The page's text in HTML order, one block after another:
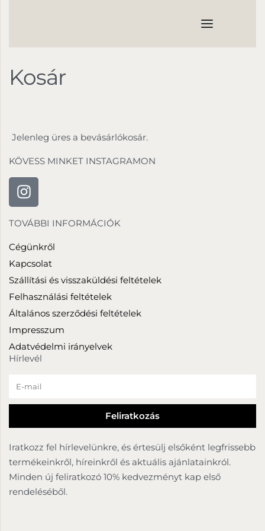
Kosár
Jelenleg üres a bevásárlókosár.
KÖVESS MINKET INSTAGRAMON
TOVÁBBI INFORMÁCIÓK
Cégünkről
Kapcsolat
Szállítási és visszaküldési feltételek
Felhasználási feltételek
Általános szerződési feltételek
Impresszum
Adatvédelmi irányelvek
Hírlevél
Iratkozz fel hírlevelünkre, és értesülj elsőként legfrissebb
termékeinkről, híreinkről és aktuális ajánlatainkról.
Minden új feliratkozó 10% kedvezményt kap első
rendeléséből.